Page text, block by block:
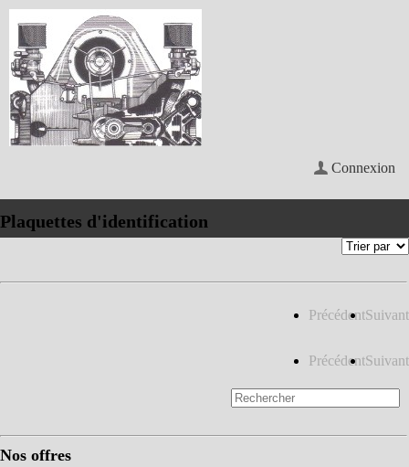
Connexion
Plaquettes d'identification
PrécédentSuivant
PrécédentSuivant
Nos offres